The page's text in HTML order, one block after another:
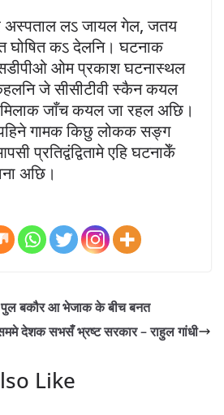
अस्पताल लऽ जायल गेल, जतय
घोषित कऽ देलनि। घटनाक
ओम प्रकाश घटनास्थल
जे सीसीटीवी स्कैन कयल
जाँच कयल जा रहल अछि।
गामक किछु लोकक सङ्ग
प्रतिद्वंद्वितामे एहि घटनाकेँ
अछि।
बकौर आ भेजाक के बीच बनत
देशक सभसँ भ्रष्ट सरकार – राहुल गांधी
Like